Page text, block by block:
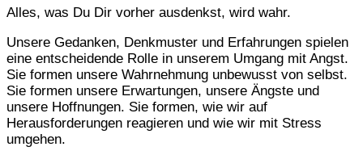
Alles, was Du Dir vorher ausdenkst, wird wahr.
Unsere Gedanken, Denkmuster und Erfahrungen spielen
eine entscheidende Rolle in unserem Umgang mit Angst.
Sie formen unsere Wahrnehmung unbewusst von selbst.
Sie formen unsere Erwartungen, unsere Ängste und
unsere Hoffnungen. Sie formen, wie wir auf
Herausforderungen reagieren und wie wir mit Stress
umgehen.